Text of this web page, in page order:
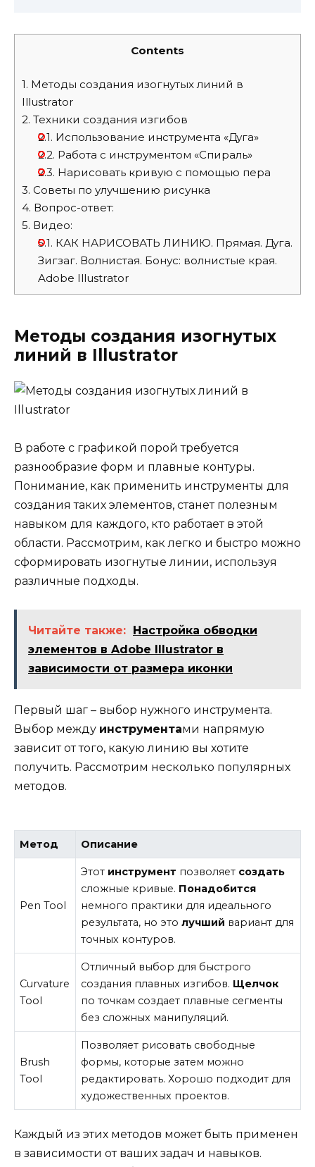
Contents
1. Методы создания изогнутых линий в
Illustrator
2. Техники создания изгибов
2.1. Использование инструмента «Дуга»
2.2. Работа с инструментом «Спираль»
2.3. Нарисовать кривую с помощью пера
3. Советы по улучшению рисунка
4. Вопрос-ответ:
5. Видео:
5.1. КАК НАРИСОВАТЬ ЛИНИЮ. Прямая. Дуга.
Зигзаг. Волнистая. Бонус: волнистые края.
Adobe Illustrator
Методы создания изогнутых
линий в Illustrator
В работе с графикой порой требуется
разнообразие форм и плавные контуры.
Понимание, как применить инструменты для
создания таких элементов, станет полезным
навыком для каждого, кто работает в этой
области. Рассмотрим, как легко и быстро можно
сформировать изогнутые линии, используя
различные подходы.
Читайте также: Настройка обводки
элементов в Adobe Illustrator в
зависимости от размера иконки
Первый шаг – выбор нужного инструмента.
Выбор между инструментами напрямую
зависит от того, какую линию вы хотите
получить. Рассмотрим несколько популярных
методов.
Метод Описание
Pen Tool
Этот инструмент позволяет создать
сложные кривые. Понадобится
немного практики для идеального
результата, но этолучший вариант для
точных контуров.
Curvature
Tool
Отличный выбор для быстрого
создания плавных изгибов. Щелчок
по точкам создает плавные сегменты
без сложных манипуляций.
Brush
Tool
Позволяет рисовать свободные
формы, которые затем можно
редактировать. Хорошо подходит для
художественных проектов.
Каждый из этих методов может быть применен
в зависимости от ваших задач и навыков.